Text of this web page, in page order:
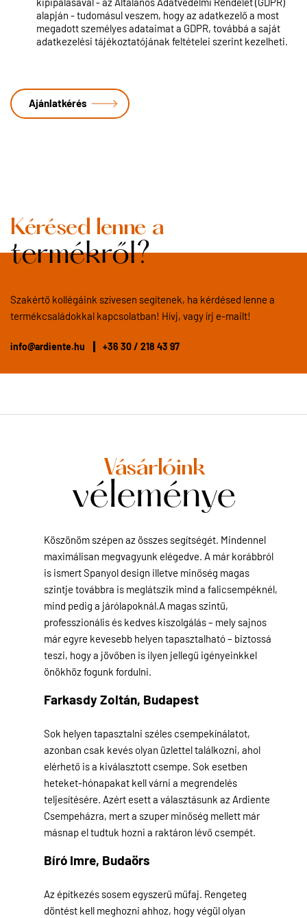
alapján - tudomásul veszem, hogy az adatkezelő a most
megadott személyes adataimat a GDPR, továbbá a saját
adatkezelési tájékoztatójának feltételei szerint kezelheti.
Kérésed lenne a
termékről?
Szakértő kollégáink szívesen segítenek, ha kérdésed lenne a
termékcsaládokkal kapcsolatban! Hívj, vagy írj e-mailt!
info@ardiente.hu +36 30 / 218 43 97
Vásárlóink
véleménye
Köszönöm szépen az összes segítségét. Mindennel
maximálisan megvagyunk elégedve. A már korábbról
is ismert Spanyol design illetve minőség magas
szintje továbbra is meglátszik mind a falicsempéknél,
mind pedig a járólapoknál.A magas szintű,
professzionális és kedves kiszolgálás – mely sajnos
már egyre kevesebb helyen tapasztalható – biztossá
teszi, hogy a jövőben is ilyen jellegű igényeinkkel
önökhöz fogunk fordulni.
Farkasdy Zoltán, Budapest
Sok helyen tapasztalni széles csempekínálatot,
azonban csak kevés olyan üzlettel találkozni, ahol
elérhető is a kiválasztott csempe. Sok esetben
heteket-hónapakat kell várni a megrendelés
teljesítésére. Azért esett a választásunk az Ardiente
Csempeházra, mert a szuper minőség mellett már
másnap el tudtuk hozni a raktáron lévő csempét.
Bíró Imre, Budaörs
Az építkezés sosem egyszerű műfaj. Rengeteg
döntést kell meghozni ahhoz, hogy végül olyan